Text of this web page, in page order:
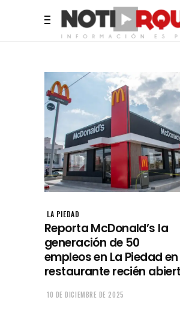
LA PIEDAD
Reporta McDonald’s la
generación de 50
empleos en La Piedad en
restaurante recién
10 DE DICIEMBRE DE 2025